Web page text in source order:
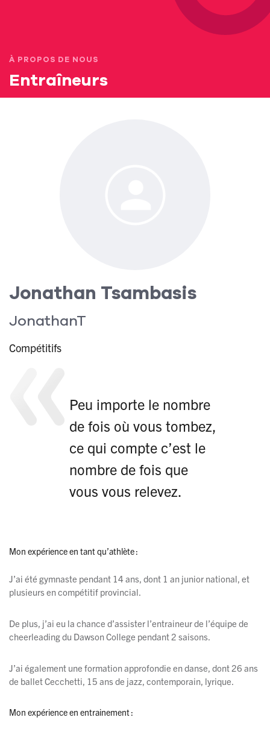
À PROPOS DE NOUS
Entraîneurs
Jonathan Tsambasis
JonathanT
Compétitifs
Peu importe le nombre
de fois où vous tombez,
ce qui compte c’est le
nombre de fois que
vous vous relevez.
Mon expérience en tant qu’athlète :
J’ai été gymnaste pendant 14 ans, dont 1 an junior national, et
plusieurs en compétitif provincial.
De plus, j’ai eu la chance d’assister l’entraineur de l’équipe de
cheerleading du Dawson College pendant 2 saisons.
J’ai également une formation approfondie en danse, dont 26 ans
de ballet Cecchetti, 15 ans de jazz, contemporain, lyrique.
Mon expérience en entrainement :